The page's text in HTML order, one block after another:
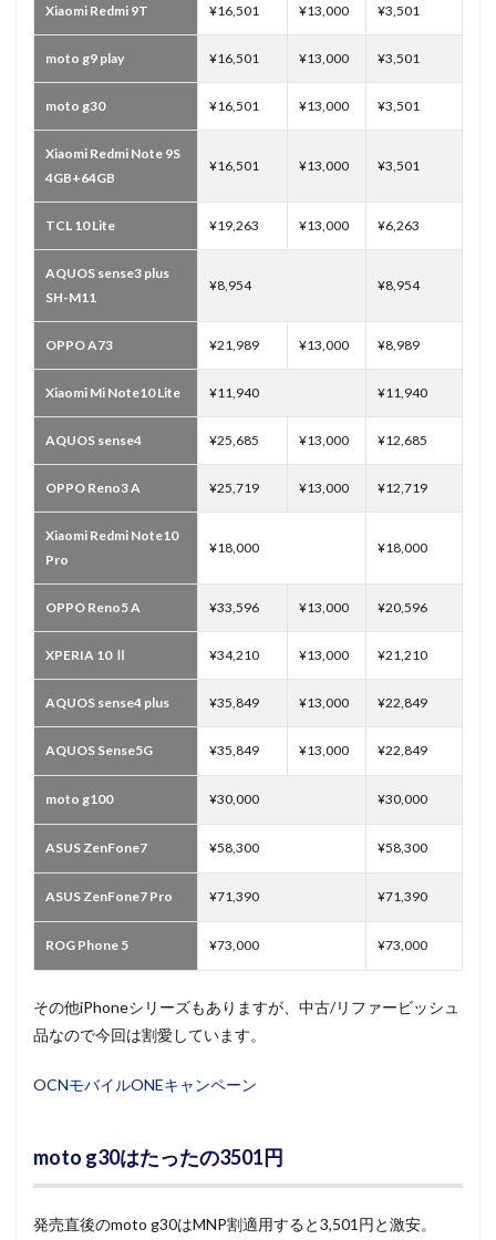
Xiaomi Redmi 9T ¥16,501 ¥13,000 ¥3,501
moto g9 play ¥16,501 ¥13,000 ¥3,501
moto g30 ¥16,501 ¥13,000 ¥3,501
Xiaomi Redmi Note 9S
4GB+64GB
¥16,501 ¥13,000 ¥3,501
TCL 10 Lite ¥19,263 ¥13,000 ¥6,263
AQUOS sense3 plus
SH-M11
¥8,954 ¥8,954
OPPO A73 ¥21,989 ¥13,000 ¥8,989
Xiaomi Mi Note10 Lite ¥11,940 ¥11,940
AQUOS sense4 ¥25,685 ¥13,000 ¥12,685
OPPO Reno3 A ¥25,719 ¥13,000 ¥12,719
Xiaomi Redmi Note10
Pro
¥18,000 ¥18,000
OPPO Reno5 A ¥33,596 ¥13,000 ¥20,596
XPERIA 10 Ⅱ ¥34,210 ¥13,000 ¥21,210
AQUOS sense4 plus ¥35,849 ¥13,000 ¥22,849
AQUOS Sense5G ¥35,849 ¥13,000 ¥22,849
moto g100 ¥30,000 ¥30,000
ASUS ZenFone7 ¥58,300 ¥58,300
ASUS ZenFone7 Pro ¥71,390 ¥71,390
ROG Phone 5 ¥73,000 ¥73,000
その他iPhoneシリーズもありますが、中古/リファービッシュ
品なので今回は割愛しています。
OCNモバイルONEキャンペーン
moto g30はたったの3501円
発売直後のmoto g30はMNP割適用すると3,501円と激安。